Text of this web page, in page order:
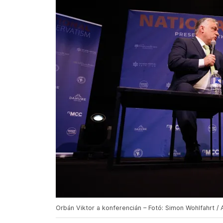
Orbán Viktor a konferencián – Fotó: Simon Wohlfahrt /